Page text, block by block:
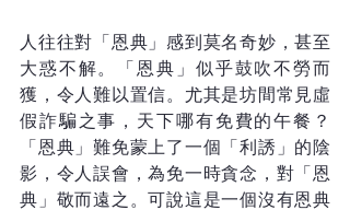
人往往對「恩典」感到莫名奇妙，甚至
大惑不解。「恩典」似乎鼓吹不勞而
獲，令人難以置信。尤其是坊間常見虛
假詐騙之事，天下哪有免費的午餐？
「恩典」難免蒙上了一個「利誘」的陰
影，令人誤會，為免一時貪念，對「恩
典」敬而遠之。可說這是一個沒有恩典